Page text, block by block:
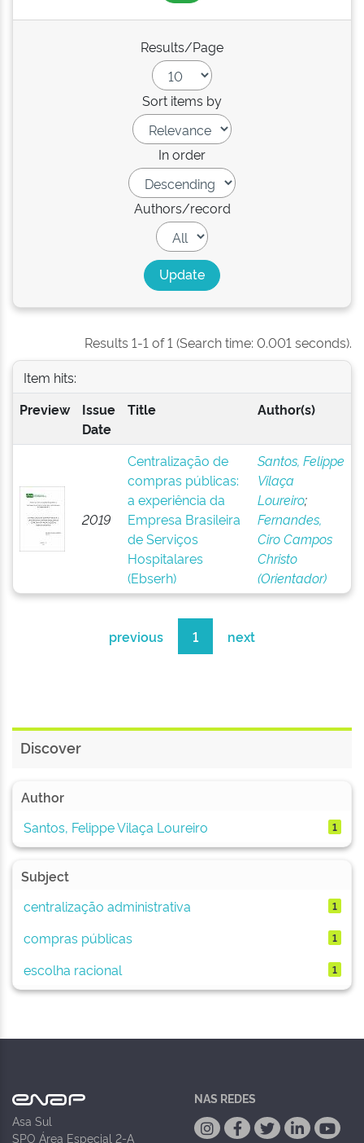
Results/Page
Sort items by
In order
Authors/record
Results 1-1 of 1 (Search time: 0.001 seconds).
Item hits:
Preview
Issue
Date
Title Author(s)
2019
Centralização de
compras públicas:
a experiência da
Empresa Brasileira
de Serviços
Hospitalares
(Ebserh)
Santos, Felippe
Vilaça
Loureiro;
Fernandes,
Ciro Campos
Christo
(Orientador)
previous 1 next
Discover
Author
Santos, Felippe Vilaça Loureiro
1
Subject
centralização administrativa
1
compras públicas 1
escolha racional 1
Asa Sul
SPO Área Especial 2-A
NAS REDES